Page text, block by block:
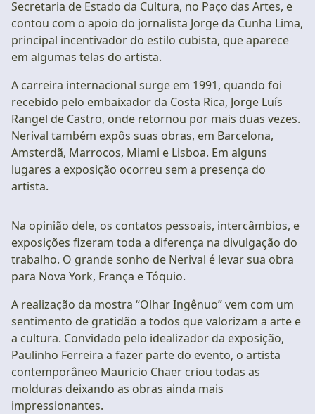
Secretaria de Estado da Cultura, no Paço das Artes, e
contou com o apoio do jornalista Jorge da Cunha Lima,
principal incentivador do estilo cubista, que aparece
em algumas telas do artista.
A carreira internacional surge em 1991, quando foi
recebido pelo embaixador da Costa Rica, Jorge Luís
Rangel de Castro, onde retornou por mais duas vezes.
Nerival também expôs suas obras, em Barcelona,
Amsterdã, Marrocos, Miami e Lisboa. Em alguns
lugares a exposição ocorreu sem a presença do
artista.
Na opinião dele, os contatos pessoais, intercâmbios, e
exposições fizeram toda a diferença na divulgação do
trabalho. O grande sonho de Nerival é levar sua obra
para Nova York, França e Tóquio.
A realização da mostra “Olhar Ingênuo” vem com um
sentimento de gratidão a todos que valorizam a arte e
a cultura. Convidado pelo idealizador da exposição,
Paulinho Ferreira a fazer parte do evento, o artista
contemporâneo Mauricio Chaer criou todas as
molduras deixando as obras ainda mais
impressionantes.